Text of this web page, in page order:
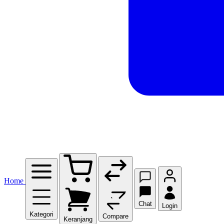
Home
Kategori
Keranjang Compare
Chat Login